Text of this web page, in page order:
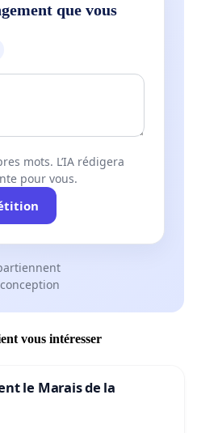
un véritable
familles et la communauté
que vous
mots. L’IA rédigera
pour vous.
vous intéresser
le Marais de la